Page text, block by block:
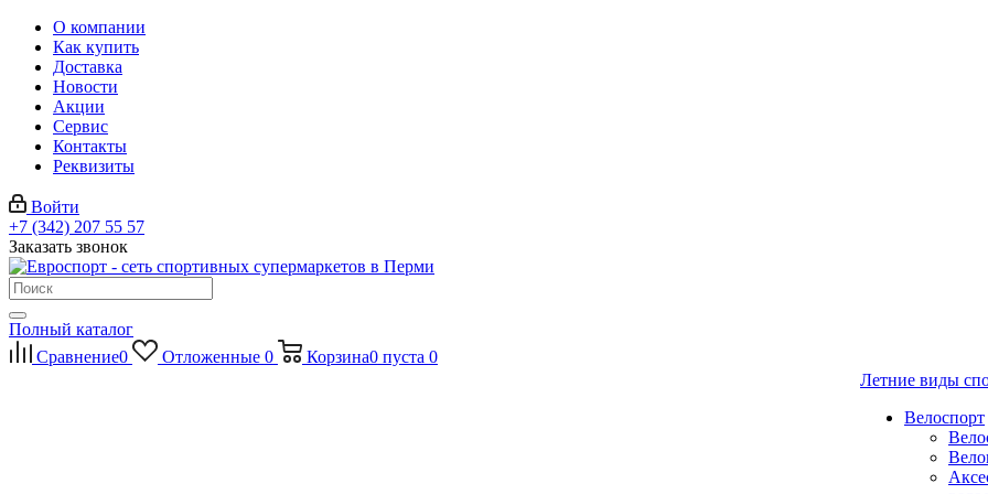
О компании
Как купить
Доставка
Новости
Акции
Сервис
Контакты
Реквизиты
Войти
+7 (342) 207 55 57
Заказать звонок
Полный каталог
Сравнение0 Отложенные 0 Корзина0 пуста 0
Летние виды
Велоспорт